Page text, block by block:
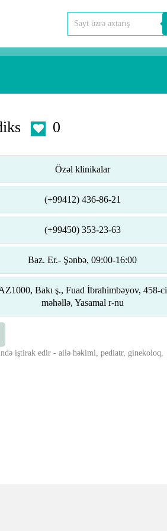
0
Özəl klinikalar
(+99412) 436-86-21
(+99450) 353-23-63
Baz. Er.- Şənbə, 09:00-16:00
Bakı ş., Fuad İbrahimbəyov, 458-ci
məhəllə, Yasamal r-nu
iştirak edir - ailə həkimi, pediatr, ginekoloq,